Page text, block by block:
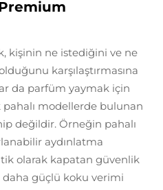
kişinin ne istediğini ve ne
karşılaştırmasına
da parfüm yaymak için
pahalı modellerde bulunan
değildir. Örneğin pahalı
aydınlatma
olarak kapatan güvenlik
güçlü koku verimi